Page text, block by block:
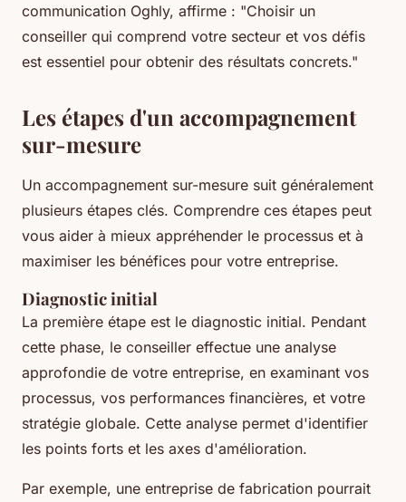
communication Oghly, affirme : "Choisir un
conseiller qui comprend votre secteur et vos défis
est essentiel pour obtenir des résultats concrets."
Les étapes d'un accompagnement
sur-mesure
Un accompagnement sur-mesure suit généralement
plusieurs étapes clés. Comprendre ces étapes peut
vous aider à mieux appréhender le processus et à
maximiser les bénéfices pour votre entreprise.
Diagnostic initial
La première étape est le diagnostic initial. Pendant
cette phase, le conseiller effectue une analyse
approfondie de votre entreprise, en examinant vos
processus, vos performances financières, et votre
stratégie globale. Cette analyse permet d'identifier
les points forts et les axes d'amélioration.
Par exemple, une entreprise de fabrication pourrait